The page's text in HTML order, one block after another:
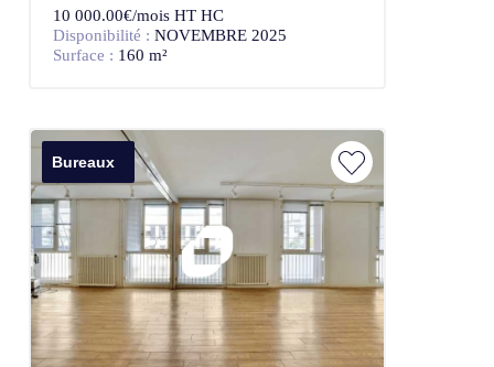
10 000.00€/mois HT HC
Disponibilité : NOVEMBRE 2025
Surface : 160 m²
Bureaux